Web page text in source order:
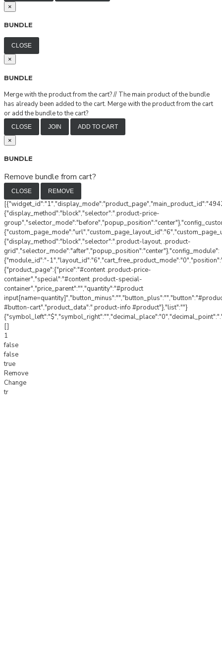
×
BUNDLE
CLOSE
×
BUNDLE
Merge with the product from the cart?// The main product of the bundle
has already been added to the cart. Merge with the product from the cart
or add the bundle to the cart?
CLOSE JOIN ADD TO CART
×
BUNDLE
Remove bundle from cart?
CLOSE REMOVE
{"display_method":"block","selector":".product-price-
{"display_method":"block","selector":".product-layout, .product-
grid","selector_mode":"after","popup_position":"center"},"config_module":
{"module_id":"-
{"product_page":{"price":"#content .product-price-
container","special":"#content .product-special-
container","price_parent":"","quantity":"#product
#button-cart","product_data":".product-info #product"},"list":""}
[]
1
false
false
true
Remove
Change
tr